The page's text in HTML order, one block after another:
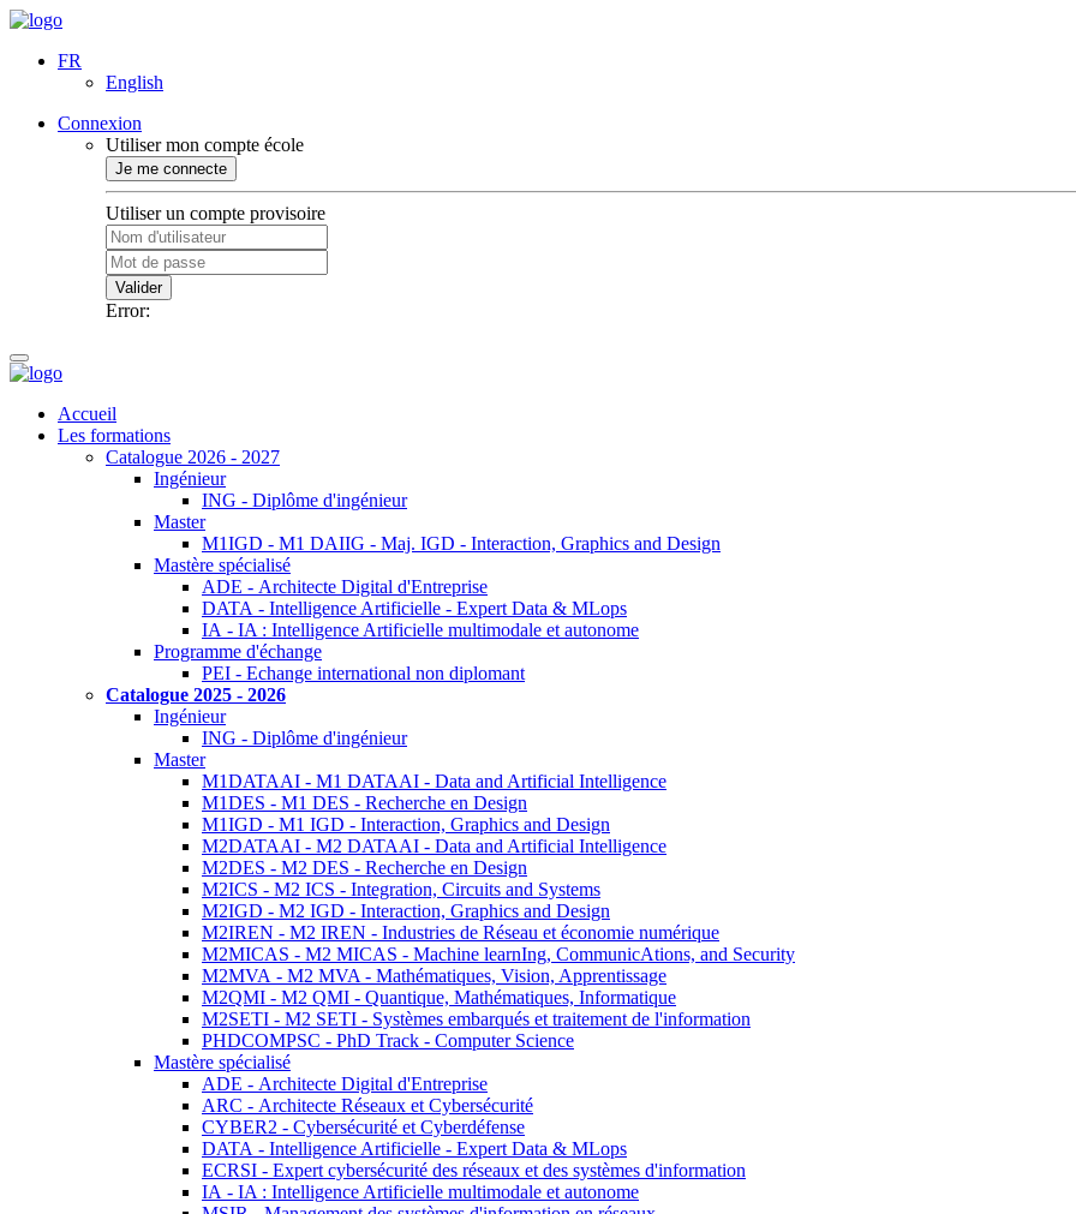
FR
English
Connexion
Utiliser mon compte école
Je me connecte
Utiliser un compte provisoire
Valider
Error:
Accueil
Les formations
Catalogue 2026 - 2027
Ingénieur
ING - Diplôme d'ingénieur
Master
M1IGD - M1 DAIIG - Maj. IGD - Interaction, Graphics and Design
Mastère spécialisé
ADE - Architecte Digital d'Entreprise
DATA - Intelligence Artificielle - Expert Data & MLops
IA - IA : Intelligence Artificielle multimodale et autonome
Programme d'échange
PEI - Echange international non diplomant
Catalogue 2025 - 2026
Ingénieur
ING - Diplôme d'ingénieur
Master
M1DATAAI - M1 DATAAI - Data and Artificial Intelligence
M1DES - M1 DES - Recherche en Design
M1IGD - M1 IGD - Interaction, Graphics and Design
M2DATAAI - M2 DATAAI - Data and Artificial Intelligence
M2DES - M2 DES - Recherche en Design
M2ICS - M2 ICS - Integration, Circuits and Systems
M2IGD - M2 IGD - Interaction, Graphics and Design
M2IREN - M2 IREN - Industries de Réseau et économie numérique
M2MICAS - M2 MICAS - Machine learnIng, CommunicAtions, and Security
M2MVA - M2 MVA - Mathématiques, Vision, Apprentissage
M2QMI - M2 QMI - Quantique, Mathématiques, Informatique
M2SETI - M2 SETI - Systèmes embarqués et traitement de l'information
PHDCOMPSC - PhD Track - Computer Science
Mastère spécialisé
ADE - Architecte Digital d'Entreprise
ARC - Architecte Réseaux et Cybersécurité
CYBER2 - Cybersécurité et Cyberdéfense
DATA - Intelligence Artificielle - Expert Data & MLops
ECRSI - Expert cybersécurité des réseaux et des systèmes d'information
IA - IA : Intelligence Artificielle multimodale et autonome